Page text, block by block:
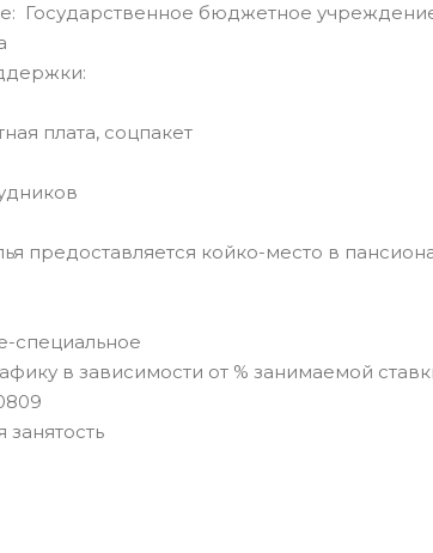
Государственное бюджетное
плата, соцпакет
предоставляется койко-место в
специальное
в зависимости от % занимаемой